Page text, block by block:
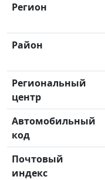
Регион
Район
Региональный
центр
Автомобильный
код
Почтовый
индекс